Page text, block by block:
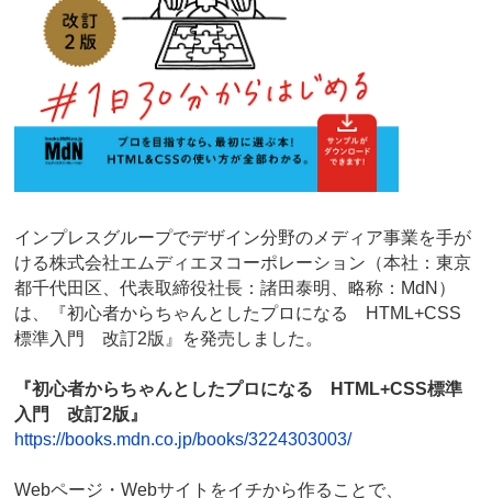
インプレスグループでデザイン分野のメディア事業を手が
ける株式会社エムディエヌコーポレーション（本社：東京
都千代田区、代表取締役社長：諸田泰明、略称：MdN）
は、『初心者からちゃんとしたプロになる HTML+CSS
標準入門 改訂2版』を発売しました。
『初心者からちゃんとしたプロになる HTML+CSS標準
入門 改訂2版』
https://books.mdn.co.jp/books/3224303003/
Webページ・Webサイトをイチから作ることで、